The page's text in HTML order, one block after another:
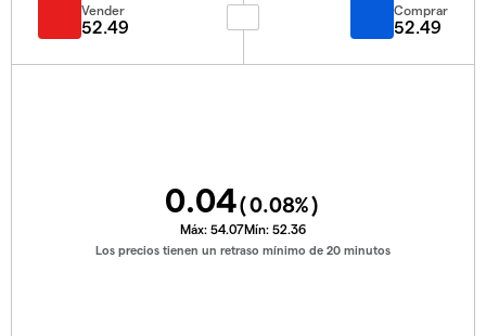
Vender
52.49
Comprar
52.49
0.04(0.08%)
Máx: 54.07Mín: 52.36
Los precios tienen un retraso mínimo de 20 minutos